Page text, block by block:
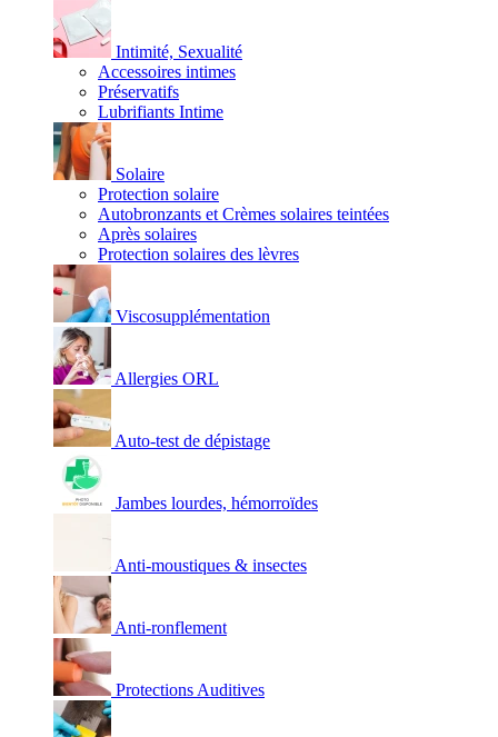
Intimité, Sexualité
Accessoires intimes
Préservatifs
Lubrifiants Intime
Solaire
Protection solaire
Autobronzants et Crèmes solaires teintées
Après solaires
Protection solaires des lèvres
Viscosupplémentation
Allergies ORL
Auto-test de dépistage
Jambes lourdes, hémorroïdes
Anti-moustiques & insectes
Anti-ronflement
Protections Auditives